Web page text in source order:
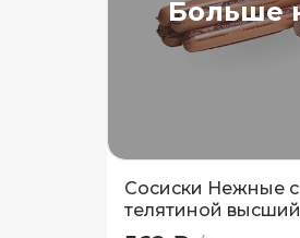
Больше
Сосиски Нежные с
телятиной
Пинский МК